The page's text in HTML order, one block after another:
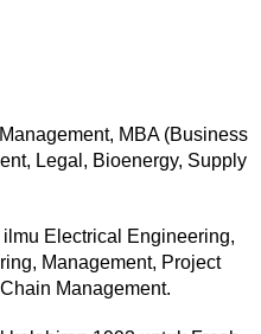
MBA (Business
Legal, Bioenergy, Supply
Electrical Engineering,
Management, Project
Management.